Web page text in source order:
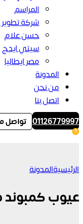
المراسم
شركة
حسن علام
سيتي ايدج
مصر ايطاليا
المدونة
من نحن
اتصل بنا
01126779997 تواصل
0
الرئيسيةالمدونة
عيوب كمبوند